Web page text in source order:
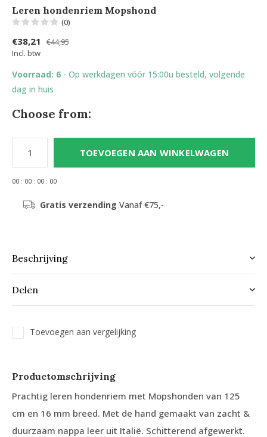
Leren hondenriem Mopshond
(0)
€38,21
€44,95
Incl. btw
Voorraad: 6 - Op werkdagen vóór 15:00u besteld, volgende
dag in huis
Choose from:
TOEVOEGEN AAN WINKELWAGEN
00 : 00 : 00 : 00
Gratis verzending Vanaf €75,-
Beschrijving
Delen
Toevoegen aan vergelijking
Productomschrijving
Prachtig leren hondenriem met Mopshonden van 125
cm en 16 mm breed. Met de hand gemaakt van zacht &
duurzaam nappa leer uit Italië. Schitterend afgewerkt.